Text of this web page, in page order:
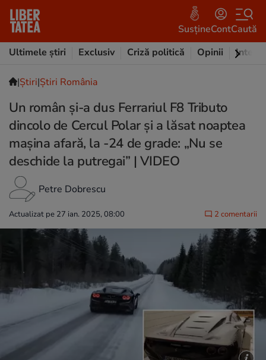
SusțineContCaută
Ultimele știri
Exclusiv Criză politică Opinii
|Ştiri|Știri România
Un român și-a dus Ferrariul F8 Tributo
dincolo de Cercul Polar și a lăsat noaptea
mașina afară, la -24 de grade: „Nu se
deschide la putregai” | VIDEO
Petre Dobrescu
Actualizat pe 27 ian. 2025, 08:00 2 comentarii